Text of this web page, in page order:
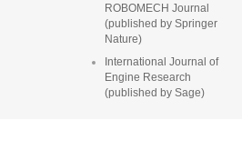
ROBOMECH Journal
(published by Springer
Nature)
International Journal of
Engine Research
(published by Sage)